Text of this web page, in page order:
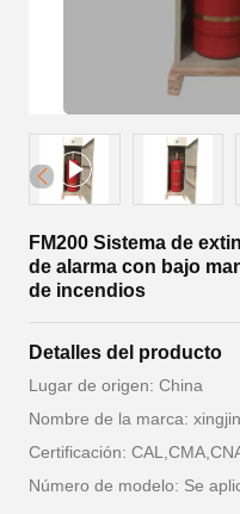
FM200 Sistema de
de alarma con bajo
de incendios
Detalles del producto
Lugar de origen: China
Nombre de la marca: xingjin
Certificación:
Número de modelo: Se